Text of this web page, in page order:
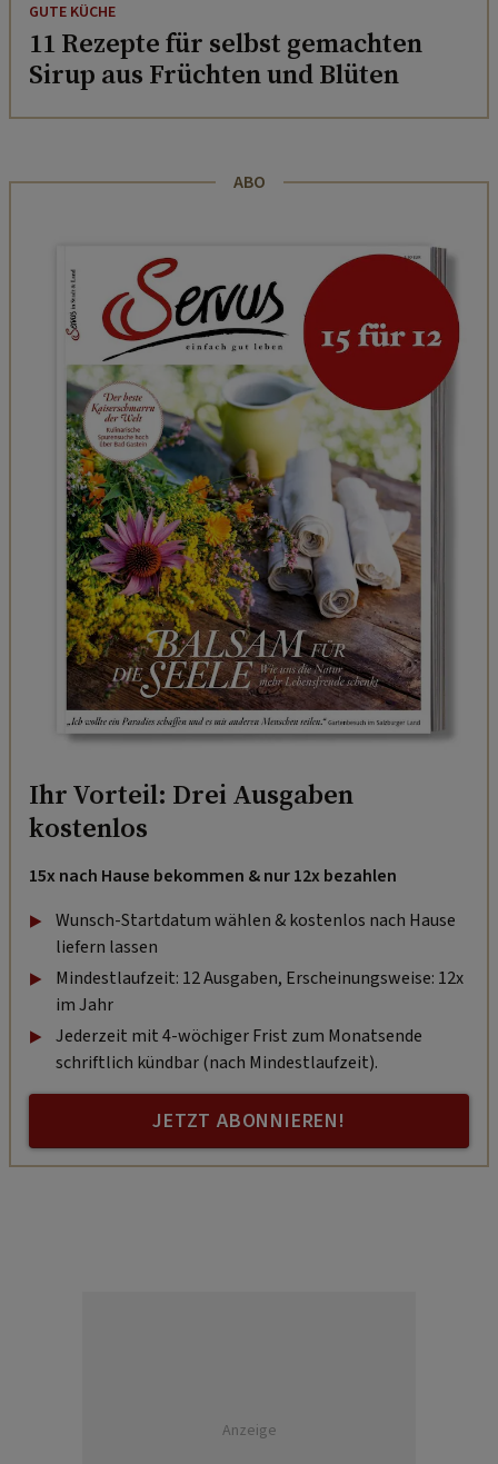
GUTE KÜCHE
11 Rezepte für selbst gemachten
Sirup aus Früchten und Blüten
ABO
Ihr Vorteil: Drei Ausgaben
kostenlos
15x nach Hause bekommen & nur 12x bezahlen
Wunsch-Startdatum wählen & kostenlos nach Hause
liefern lassen
Mindestlaufzeit: 12 Ausgaben, Erscheinungsweise: 12x
im Jahr
Jederzeit mit 4-wöchiger Frist zum Monatsende
schriftlich kündbar (nach Mindestlaufzeit).
JETZT ABONNIEREN!
Anzeige